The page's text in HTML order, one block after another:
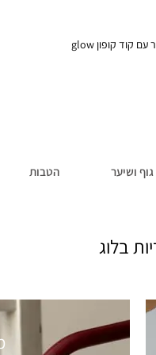
בלוג
גוף ושיער הטבות